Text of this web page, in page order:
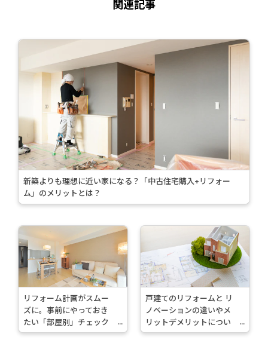
関連記事
を
>
新築よりも理想に近い家になる？「中古住宅購入+リフォー
ム」のメリットとは？
続
き
を
読
む
リフォーム計画がスムー
ズに。事前にやっておき
たい「部屋別」チェック
ポイント
を
読
む
>戸建てのリフォームと リ
ノベーションの違いやメ
リットデメリットについ
て